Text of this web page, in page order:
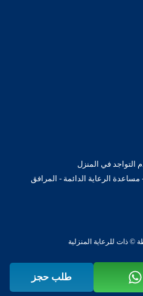
التواجد في المنزل
الرعاية الدائمة - المرافق
ذات للرعاية المنزلية
طلب حجز